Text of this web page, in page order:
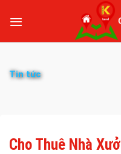
Tin tức
Cho Thuê Nhà